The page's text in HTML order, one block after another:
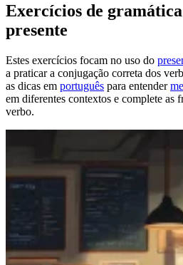
Exercícios de
presente
Estes exercícios focam no uso do
a praticar a conjugação correta dos
as dicas em português para entender
em diferentes contextos e complete as
verbo.